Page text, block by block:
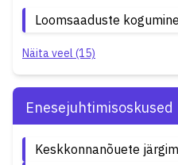
Loomsaaduste kogumine
Näita veel (15)
Enesejuhtimisoskused
Keskkonnanõuete